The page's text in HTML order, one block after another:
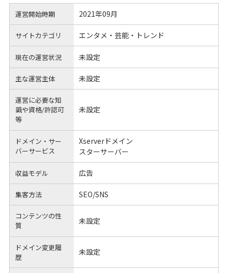
運営開始時期 2021年09月
サイトカテゴリ エンタメ・芸能・トレンド
現在の運営状況 未設定
主な運営主体 未設定
運営に必要な知
識や資格/許認可
等
未設定
ドメイン・サー
バーサービス
Xserverドメイン
スターサーバー
収益モデル 広告
集客方法 SEO/SNS
コンテンツの性
質
未設定
ドメイン変更履
歴
未設定